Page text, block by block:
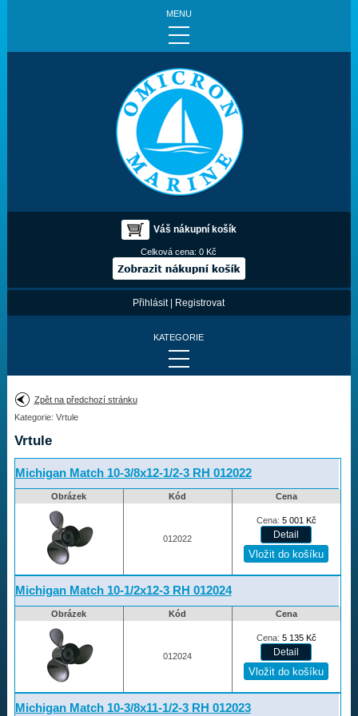
MENU
Váš nákupní košík
Celková cena:0 Kč
Přihlásit| Registrovat
KATEGORIE
Provedení:
Výrobce:
Drážky na hřídeli:
Najít vrtuli
Vrtule
Vortex
Apollo
Michigan Match
Ballistic
Zpět na předchozí stránku
Kategorie: Vrtule
Vrtule
Michigan Match 10-3/8x12-1/2-3 RH 012022
Obrázek Kód Cena
012022
Cena: 5 001 Kč
Michigan Match 10-1/2x12-3 RH 012024
Obrázek Kód Cena
012024
Cena: 5 135 Kč
Michigan Match 10-3/8x11-1/2-3 RH 012023